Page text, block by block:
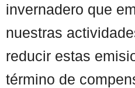
invernadero que
nuestras
reducir estas
término de